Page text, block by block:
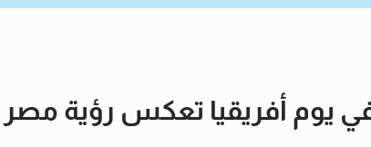
أفريقيا تعكس رؤية مصر